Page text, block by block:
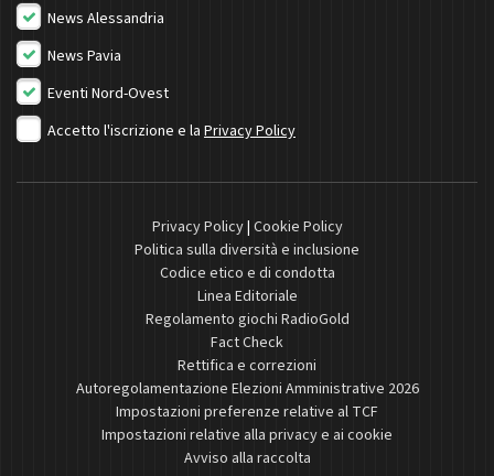
News Alessandria
News Pavia
Eventi Nord-Ovest
Accetto l'iscrizione e la Privacy Policy
Privacy Policy| Cookie Policy
Politica sulla diversità e inclusione
Codice etico e di condotta
Linea Editoriale
Regolamento giochi RadioGold
Fact Check
Rettifica e correzioni
Autoregolamentazione Elezioni Amministrative 2026
Impostazioni preferenze relative al TCF
Impostazioni relative alla privacy e ai cookie
Avviso alla raccolta